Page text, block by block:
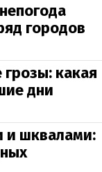
городов
какая
дни
и шквалами: